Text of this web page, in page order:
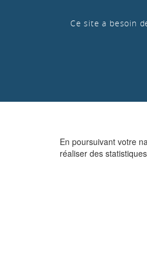
En poursuivant votre
réaliser des
Ce site a besoin